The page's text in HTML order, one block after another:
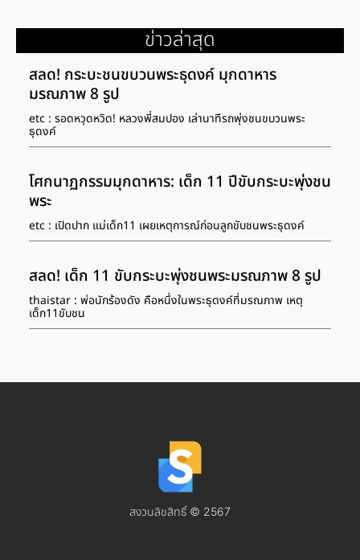
ข่าวล่าสุด
สลด! กระบะชนขบวนพระธุดงค์ มุกดาหาร
มรณภาพ 8 รูป
etc : รอดหวุดหวิด! หลวงพี่สมปอง เล่านาทีรถพุ่งชนขบวนพระ
ธุดงค์
โศกนาฏกรรมมุกดาหาร: เด็ก 11 ปีขับกระบะพุ่งชน
พระ
etc : เปิดปาก แม่เด็ก11 เผยเหตุการณ์ก่อนลูกขับชนพระธุดงค์
สลด! เด็ก 11 ขับกระบะพุ่งชนพระมรณภาพ 8 รูป
thaistar : พ่อนักร้องดัง คือหนึ่งในพระธุดงค์ที่มรณภาพ เหตุ
เด็ก11ขับชน
สงวนลิขสิทธิ์ © 2567